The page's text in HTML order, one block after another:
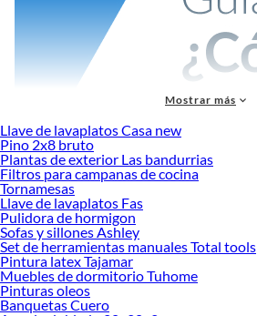
Pinturas para muros
Pintura para paredes
Pinturas para maderas
Pinturas para piscina
Pintura para techos
Pintura para ladrillos
Pintura en Spray
Pintura para interior
Pinturas especiales y por material
Pintura para metales
Pintura Oleos
Mostrar más
Llave de lavaplatos Casa new
Pino 2x8 bruto
Plantas de exterior Las bandurrias
Filtros para campanas de cocina
Tornamesas
Llave de lavaplatos Fas
Pulidora de hormigon
Sofas y sillones Ashley
Set de herramientas manuales Total tools
Pintura latex Tajamar
Muebles de dormitorio Tuhome
Pinturas oleos
Banquetas Cuero